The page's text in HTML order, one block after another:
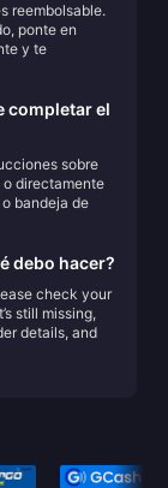
reembolsable.
ponte en
y te
completar el
sobre
directamente
bandeja de
debo hacer?
check your
still missing,
details, and